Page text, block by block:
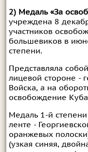
2) Медаль «За
учреждена 8
участников
большевиков в
степени.
Представляла
лицевой стороне -
Войска, а на
освобождение
Медаль 1-й
ленте -
оранжевых
(узкая синяя,